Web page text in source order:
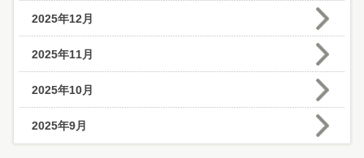
2025年12月
2025年11月
2025年10月
2025年9月